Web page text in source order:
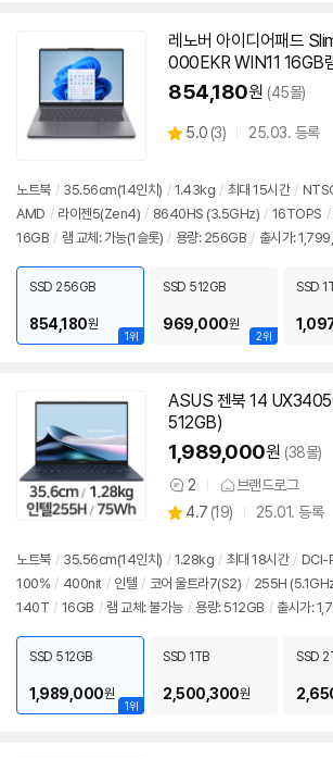
레노버 아이디어패드
000EKR WIN11 16GB
854,180원 (45몰)
별
5.0 (상
뷰
3) 25.03. 등록
노트북 / 35.56cm(14인치) / 1.43kg / 최대 15시간 /
AMD / 라이젠5(Zen4) / 8640HS (3.5GHz) / 16TOPS /
16GB / 램 교체: 가능(1슬롯) / 용량: 256GB / 출시가:
1위
SSD 256GB
854,180원
2위
SSD 512GB
969,000원
SSD
ASUS 젠북 14
512GB)
1,989,000원 (38몰)
상
품
견
2 브랜드로그
별
4.7 (상
리
뷰
19) 25.01. 등록
노트북 / 35.56cm(14인치) / 1.28kg / 최대 18시간 / DCI-
100% / 400nit / 인텔 / 코어 울트라7(S2) / 255H
140T / 16GB / 램 교체: 불가능 / 용량: 512GB / 출시가:
1위
SSD 512GB
1,989,000원
SSD 1TB
2,500,300원
SSD